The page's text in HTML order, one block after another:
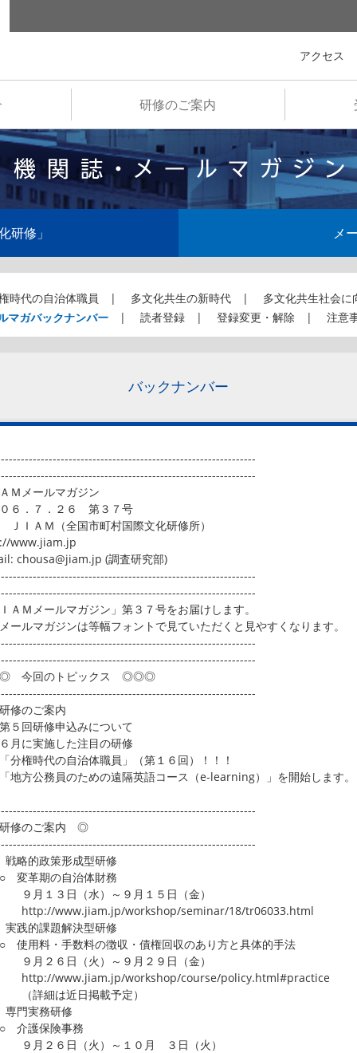
研修のご案内
アクセス
研修」 メ
時代の自治体職員 多文化共生の新時代
多文化共生社会に
マガバックナンバー
読者登録 登録変更・解除 注意
バックナンバー
Ｍメールマガジン
６．７．２６ 第３７号
ＩＡＭ（全国市町村国際文化研修所）
www.jiam.jp
chousa@jiam.jp (調査研究部)
ＩＡＭメールマガジン」第３７号をお届けします。
ールマガジンは等幅フォントで見ていただくと見やすくなります。
今回のトピックス ◎◎◎
修のご案内
５回研修申込みについて
月に実施した注目の研修
分権時代の自治体職員」（第１６回）！！！
地方公務員のための遠隔英語コース（e-learning）」を開始します。
修のご案内 ◎
略的政策形成型研修
革期の自治体財務
１３日（水）～９月１５日（金）
www.jiam.jp/workshop/seminar/18/tr06033.html
践的課題解決型研修
用料・手数料の徴収・債権回収のあり方と具体的手法
２６日（火）～９月２９日（金）
www.jiam.jp/workshop/course/policy.html#practice
細は近日掲載予定）
門実務研修
護保険事務
２６日（火）～１０月 ３日（火）